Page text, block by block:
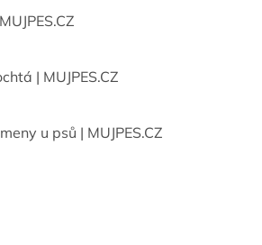
| MUJPES.CZ
u psů | MUJPES.CZ